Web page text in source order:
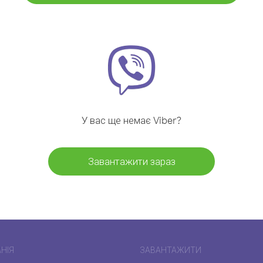
У вас ще немає Viber?
Завантажити зараз
ЗАВАНТАЖИТИ